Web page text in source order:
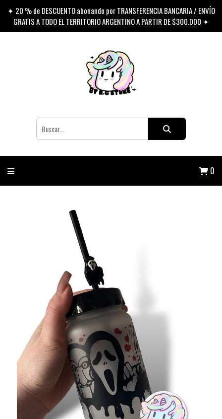
✦ 20 % de DESCUENTO abonando por TRANSFERENCIA BANCARIA / ENVÍO
GRATIS A TODO EL TERRITORIO ARGENTINO A PARTIR DE $300.000 ✦
0